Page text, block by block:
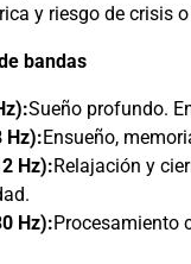
y riesgo de crisis
bandas
Sueño profundo.
Hz):Ensueño,
Hz):Relajación y
Hz):Procesamiento